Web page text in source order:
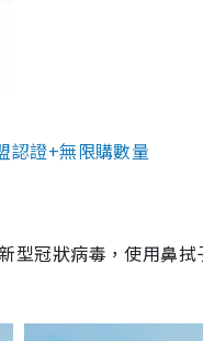
認證+無限購數量
型冠狀病毒，使用鼻拭